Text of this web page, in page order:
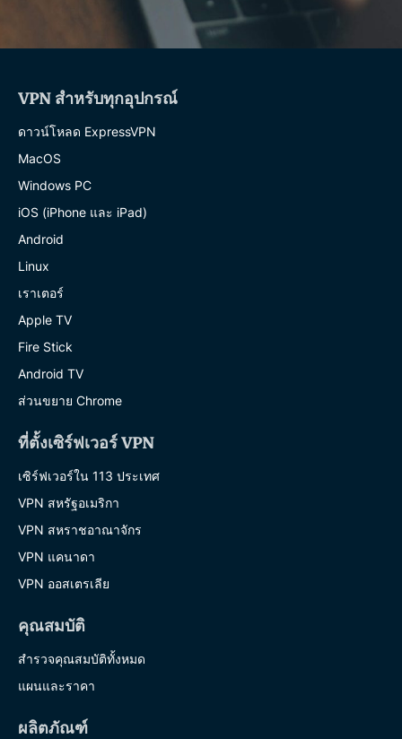
VPN สำหรับทุกอุปกรณ์
ดาวน์โหลด ExpressVPN
MacOS
Windows PC
iOS (iPhone และ iPad)
Android
Linux
เราเตอร์
Apple TV
Fire Stick
Android TV
ส่วนขยาย Chrome
ที่ตั้งเซิร์ฟเวอร์ VPN
เซิร์ฟเวอร์ใน 113 ประเทศ
VPN สหรัฐอเมริกา
VPN สหราชอาณาจักร
VPN แคนาดา
VPN ออสเตรเลีย
คุณสมบัติ
สำรวจคุณสมบัติทั้งหมด
แผนและราคา
ผลิตภัณฑ์